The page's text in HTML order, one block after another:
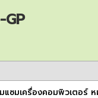
มแซมเครื่องคอมพิวเตอร์